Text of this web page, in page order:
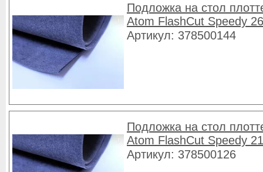
Подложка на стол
Atom FlashCut Speedy
Артикул: 378500144
Подложка на стол
Atom FlashCut Speedy
Артикул: 378500126